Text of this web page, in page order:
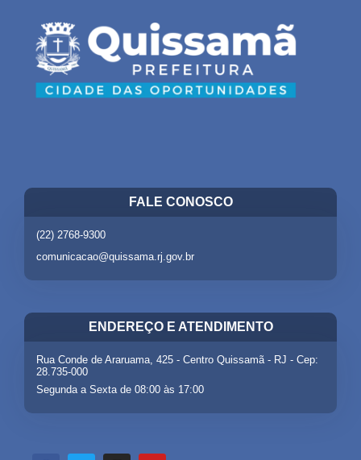
FALE CONOSCO
(22) 2768-9300
comunicacao@quissama.rj.gov.br
ENDEREÇO E ATENDIMENTO
Rua Conde de Araruama, 425 - Centro Quissamã - RJ - Cep:
28.735-000
Segunda a Sexta de 08:00 às 17:00